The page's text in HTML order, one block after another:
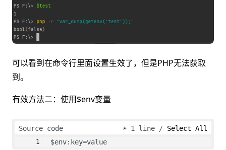
可以看到在命令行里面设置生效了，但是PHP无法获取
到。
有效方法二：使用$env变量
Source code ☀ 1 line
Select All
$env:key=value